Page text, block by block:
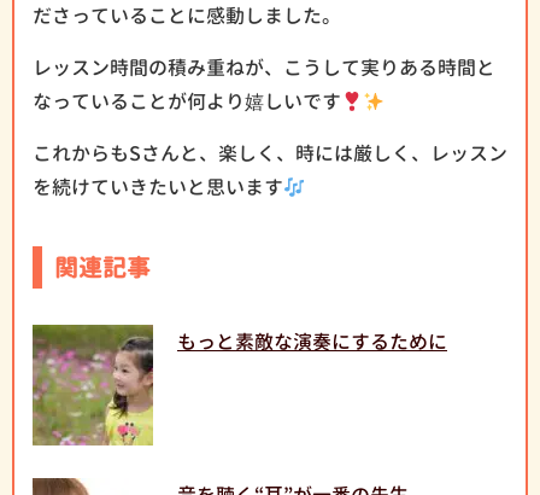
ださっていることに感動しました。
レッスン時間の積み重ねが、こうして実りある時間と
なっていることが何より嬉しいです
これからもSさんと、楽しく、時には厳しく、レッスン
を続けていきたいと思います
関連記事
もっと素敵な演奏にするために